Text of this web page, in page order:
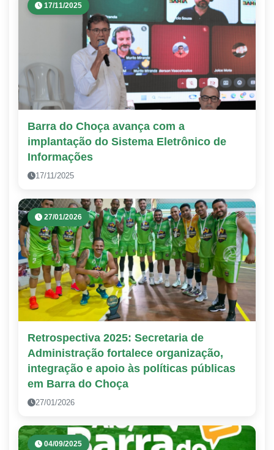
17/11/2025
Barra do Choça avança com a
implantação do Sistema Eletrônico de
Informações
17/11/2025
27/01/2026
Retrospectiva 2025: Secretaria de
Administração fortalece organização,
integração e apoio às políticas públicas
em Barra do Choça
27/01/2026
04/09/2025